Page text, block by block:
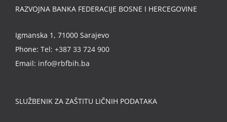
RAZVOJNA BANKA FEDERACIJE BOSNE I HERCEGOVINE
Igmanska 1, 71000 Sarajevo
Phone: Tel: +387 33 724 900
Email: info@rbfbih.ba
SLUŽBENIK ZA ZAŠTITU LIČNIH PODATAKA